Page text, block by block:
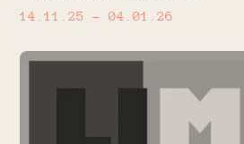
14.11.25 – 04.01.26